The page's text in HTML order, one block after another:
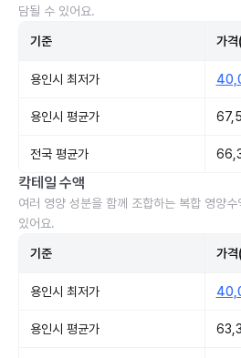
담될 수 있어요.
기준 가격
용인시 최저가
용인시 평균가
전국 평균가
칵테일 수액
여러 영양 성분을 함께 조합하는 복합 영양
있어요.
기준 가격
용인시 최저가
용인시 평균가